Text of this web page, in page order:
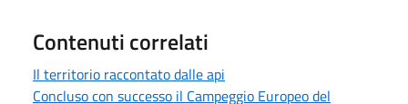
Contenuti correlati
Il territorio raccontato dalle api
Concluso con successo il Campeggio Europeo del